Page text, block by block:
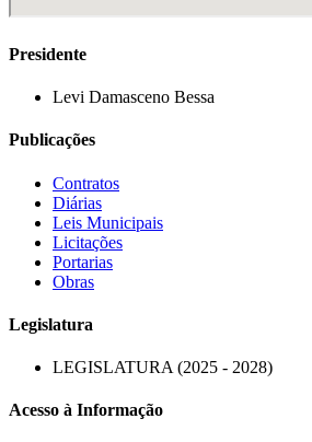
Presidente
Levi Damasceno Bessa
Publicações
Contratos
Diárias
Leis Municipais
Licitações
Portarias
Obras
Legislatura
LEGISLATURA (2025 - 2028)
Acesso à Informação